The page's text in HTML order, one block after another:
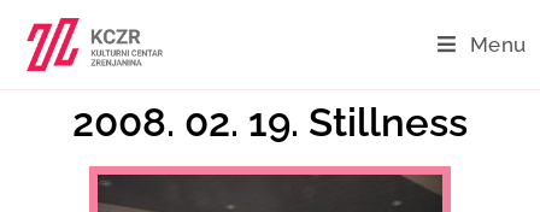
Menu
2008. 02. 19. Stillness